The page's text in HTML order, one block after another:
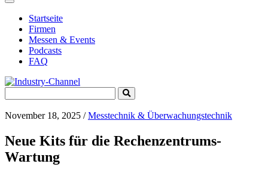
Toggle
navigationStartseite
Firmen
Messen & Events
Podcasts
FAQ
for:
Submit
Search
November 18, 2025 /Messtechnik & Überwachungstechnik
Neue Kits für die Rechenzentrums-
Wartung